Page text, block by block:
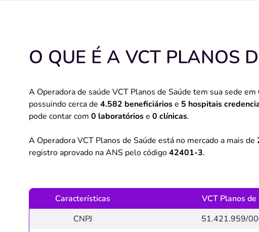
O QUE É A VCT PLANOS
A Operadora de saúde VCT Planos de Saúde tem sua sede em
possuindo cerca de 4.582 beneficiáriose 5 hospitais
pode contar com 0 laboratóriose 0 clínicas.
A Operadora VCT Planos de Saúde está no mercado a mais de
registro aprovado na ANS pelo código42401-3.
Características
VCT Planos de
CNPJ
51.421.959/